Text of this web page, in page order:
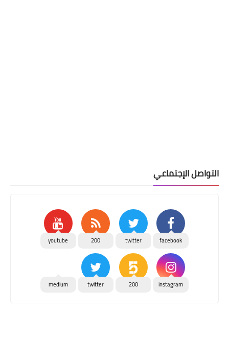
التواصل الإجتماعي
facebook
twitter
200
youtube
instagram
200
twitter
medium